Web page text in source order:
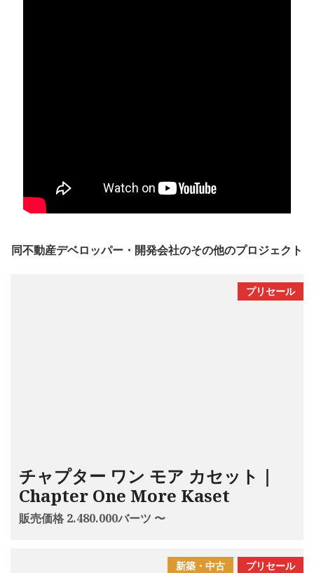
同不動産デベロッパー・開発会社のその他のプロジェクト
プリセール
チャプター ワン モア カセット｜
Chapter One More Kaset
販売価格 2.480.000バーツ 〜
プリセール
新築・中古